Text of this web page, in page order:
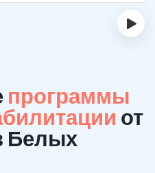
›
программы
от
Белых